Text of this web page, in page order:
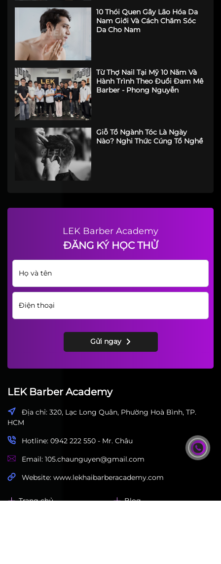
10 Thói Quen Gây Lão Hóa Da
Nam Giới Và Cách Chăm Sóc
Da Cho Nam
Từ Thợ Nail Tại Mỹ 10 Năm Và
Hành Trình Theo Đuổi Đam Mê
Barber - Phong Nguyễn
Giỗ Tổ Ngành Tóc Là Ngày
Nào? Nghi Thức Cúng Tổ Nghề
LEK Barber Academy
ĐĂNG KÝ HỌC THỬ
Gửi ngay
LEK Barber Academy
Địa chỉ: 320, Lạc Long Quân, Phường Hoà Bình, TP.
HCM
Hotline: 0942 222 550 - Mr. Châu
Email: 105.chaunguyen@gmail.com
Website: www.lekhaibarberacademy.com
Trang chủ
Blog